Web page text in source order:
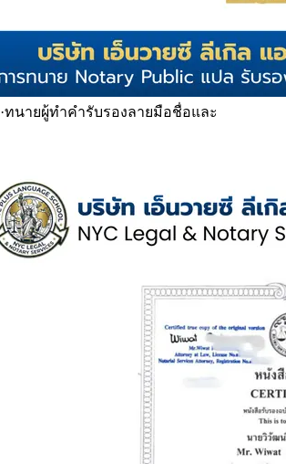
·ทนายผู้ทำคำรับรองลายมือชื่อและ